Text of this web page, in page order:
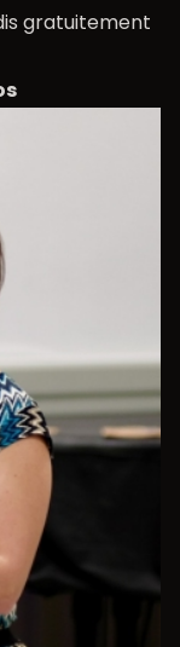
gratuitement